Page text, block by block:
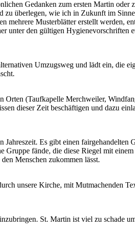
Gedanken zum ersten Martin oder
zu überlegen, wie ich in Zukunft im
mehrere Musterblätter erstellt werden,
unter den gültigen Hygienevorschriften
Umzugsweg und lädt ein, die
Orten (Taufkapelle Merchweiler,
dieser Zeit beschäftigen und dazu
Jahreszeit. Es gibt einen fairgehandelten
Gruppe fände, die diese Riegel mit
Menschen zukommen lässt.
unsere Kirche, mit Mutmachenden
St. Martin ist viel zu schade